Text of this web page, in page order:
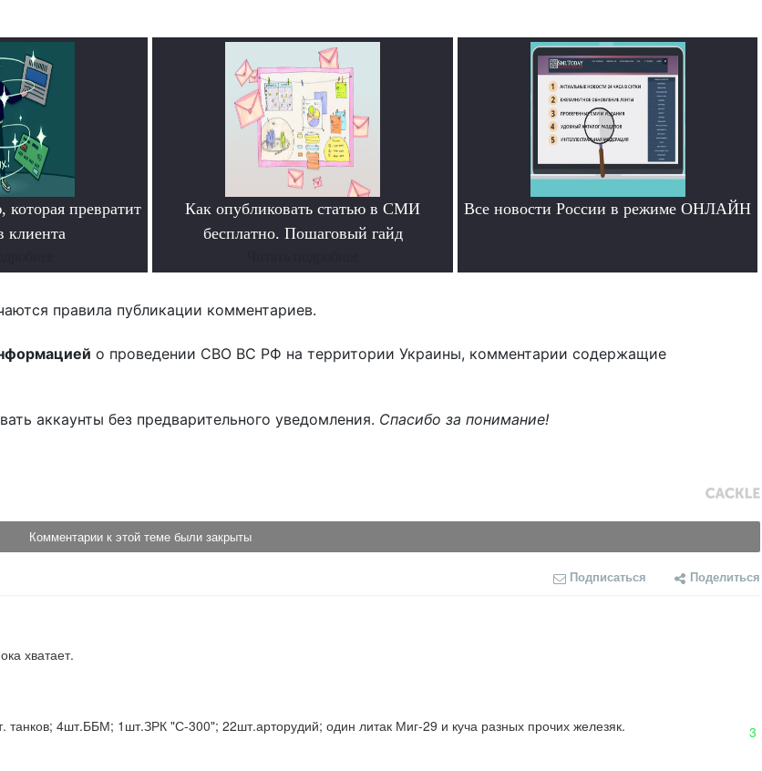
которая превратит
клиента
Как опубликовать статью в СМИ
бесплатно. Пошаговый гайд
Все новости России в режиме ОНЛАЙН
правила публикации комментариев.
о проведении СВО ВС РФ на территории Украины, комментарии содержащие
аккаунты без предварительного уведомления. Спасибо за понимание!
Комментарии к этой теме были закрыты
Подписаться Поделиться
хватает.
4шт.ББМ; 1шт.ЗРК "С-300"; 22шт.арторудий; один литак Миг-29 и куча разных прочих железяк. 3